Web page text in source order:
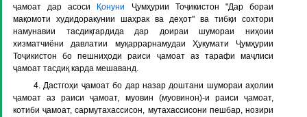
ҷамоат дар асоси
Қонуни
Ҷумҳурии Тоҷикистон "Дар бораи
мақомоти худидоракунии шаҳрак ва деҳот" ва тибқи сохтори
намунавии тасдиқгардида дар доираи шумораи ниҳоии
хизматчиёни давлатии муқаррарнамудаи Ҳукумати Ҷумҳурии
Тоҷикистон бо пешниҳоди раиси ҷамоат аз тарафи маҷлиси
ҷамоат тасдиқ карда мешаванд.
4. Дастгоҳи ҷамоат бо дар назар доштани шумораи аҳолии
ҷамоат аз раиси ҷамоат, муовин (муовинон)-и раиси ҷамоат,
котиби ҷамоат, сармутахассисон, мутахассисони пешбар, нозири